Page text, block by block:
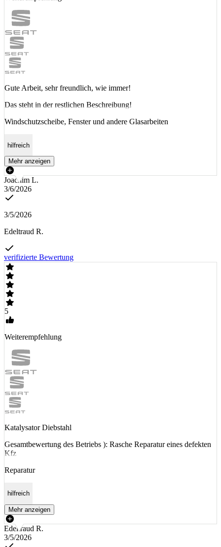
Gute Arbeit, sehr freundlich, wie immer!
Das steht in der restlichen Beschreibung!
Windschutzscheibe, Fenster und andere Glasarbeiten
hilfreich
Mehr anzeigen
Joachim L.
3/6/2026
3/5/2026
Edeltraud R.
verifizierte Bewertung
5
Weiterempfehlung
Katalysator Diebstahl
Gesamtbewertung des Betriebs ): Rasche Reparatur eines defekten
Kfz
Reparatur
hilfreich
Mehr anzeigen
Edeltraud R.
3/5/2026